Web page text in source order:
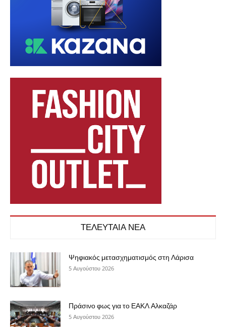
ΤΕΛΕΥΤΑΙΑ ΝΕΑ
Ψηφιακός μετασχηματισμός στη Λάρισα
5 Αυγούστου 2026
Πράσινο φως για το ΕΑΚΛ Αλκαζάρ
5 Αυγούστου 2026